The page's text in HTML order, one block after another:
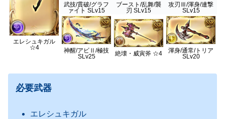
エレシュキガル
☆4
武技/貫破/グラフ
ァイト SLv15
ブースト/乱舞/襲
刃 SLv15
攻刃Ⅲ/渾身/連撃
SLv15
神醒/アビⅡ/極技
SLv25
絶壊・威寅斧 ☆4
渾身/通常/トリア
SLv20
必要武器
エレシュキガル